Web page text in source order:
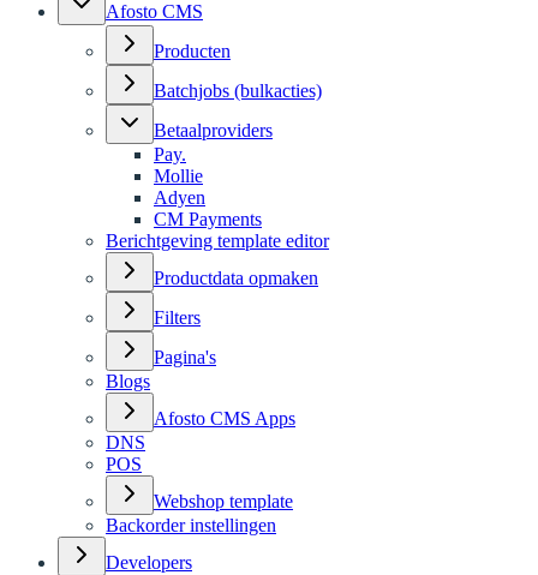
Afosto CMS
Producten
Batchjobs (bulkacties)
Betaalproviders
Pay.
Mollie
Adyen
CM Payments
Berichtgeving template editor
Productdata opmaken
Filters
Pagina's
Blogs
Afosto CMS Apps
DNS
POS
Webshop template
Backorder instellingen
Developers